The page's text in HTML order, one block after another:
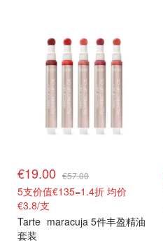
€19.00 €57.00
5支价值€135=1.4折 均价
€3.8/支
Tarte maracuja 5件丰盈精油
套装